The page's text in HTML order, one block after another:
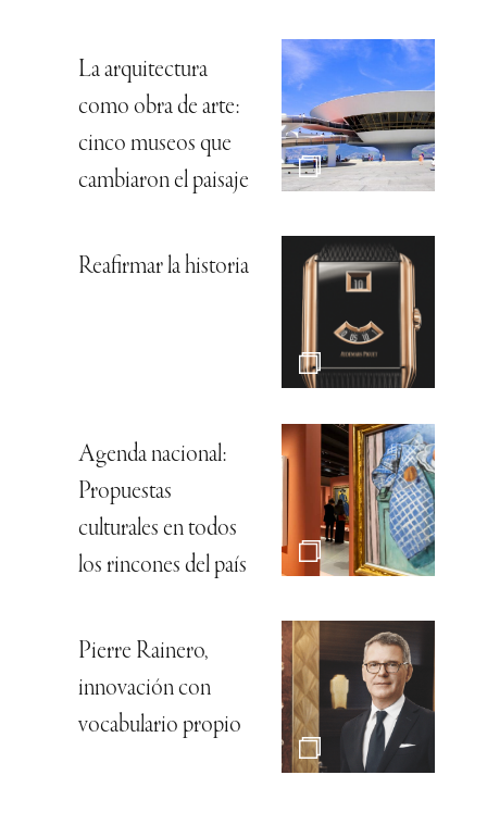
La arquitectura
como obra de arte:
cinco museos que
cambiaron el paisaje
Reafirmar la historia
Agenda nacional:
Propuestas
culturales en todos
los rincones del país
Pierre Rainero,
innovación con
vocabulario propio